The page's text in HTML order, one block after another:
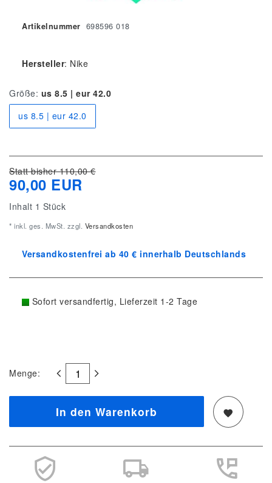
Artikelnummer 698596 018
Hersteller: Nike
Größe: us 8.5 | eur 42.0
us 8.5 | eur 42.0
Statt bisher 110,00 €
90,00 EUR
Inhalt 1 Stück
* inkl. ges. MwSt. zzgl. Versandkosten
Versandkostenfrei ab 40 € innerhalb Deutschlands
Sofort versandfertig, Lieferzeit 1-2 Tage
Menge:
In den Warenkorb